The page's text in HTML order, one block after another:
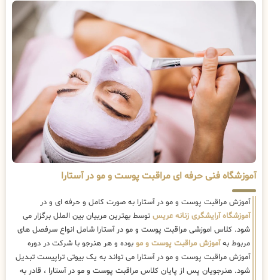
آموزشگاه فنی حرفه ای مراقبت پوست و مو در آستارا
آموزش مراقبت پوست و مو در آستارا به صورت کامل و حرفه ای و در
آموزشگاه آرایشگری زنانه عریس توسط بهترین مربیان بین الملل برگزار می
شود. کلاس اموزشی مراقبت پوست و مو در آستارا شامل انواع سرفصل های
مربوط بهآموزش مراقبت پوست و مو بوده و هر هنرجو با شرکت در دوره
آموزش مراقبت پوست و مو در آستارا می تواند به یک بیوتی تراپیست تبدیل
شود. هنرجویان پس از پایان کلاس مراقبت پوست و مو در آستارا ، قادر به